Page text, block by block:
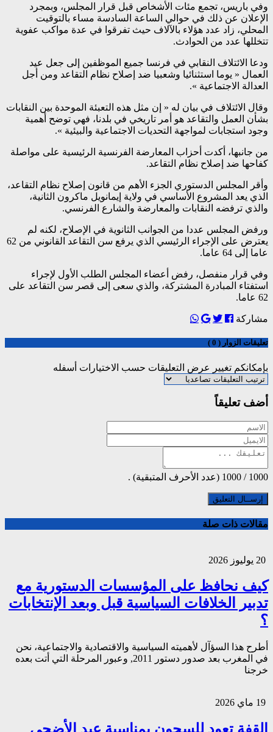
وفي باريس، تجمع مئات الأشخاص قبل قرار المجلس، وبمجرد
الإعلان عن ذلك في حوالي الساعة السادسة مساء بالتوقيت
المحلي، زاد عدد هؤلاء بالآلاف حيث تفرقوا في عدة مواكب عفوية
تتخللها عدد من الحوادث.
ودعا الائتلاف النقابي في فرنسا جميع الموظفين إلى جعل عيد
العمال « يوما استثنائيا وشعبيا ضد إصلاح نظام التقاعد ومن أجل
العدالة الاجتماعية ».
وقال الائتلاف في بيان له « إن مثل هذه التعبئة الموحدة بين النقابات
بشأن العمل والتقاعد هو أمر تاريخي في بلدنا، فهي توضح أهمية
وجود استجابات لمواجهة التحديات الاجتماعية والبيئية ».
من جانبها، أكدت أحزاب المعارضة الفرنسية الرئيسية على مواصلة
كفاحها ضد إصلاح نظام التقاعد.
وأقر المجلس الدستوري الجزء الأهم من قانون إصلاح نظام التقاعد،
الذي يعد المشروع الأساسي في ولاية إيمانويل ماكرون الثانية،
والذي ترفضه النقابات والمعارضة والشارع الفرنسي.
ورفض المجلس عددا من الجوانب الثانوية في الإصلاح، لكنه لم
يعترض على الإجراء الرئيسي الذي يرفع سن التقاعد القانوني من 62
عاما إلى 64 عاما.
وفي قرار منفصل، رفض أعضاء المجلس الطلب الأول لإجراء
استفتاء المبادرة المشتركة، والذي سعى إلى قصر سن التقاعد على
62 عاما.
مشاركة
تعليقات الزوار ( 0 )
بإمكانكم تغيير عرض التعليقات حسب الاختيارات أسفله
أضف تعليقاً
1000
/
1000 (عدد الأحرف المتبقية) .
مقالات ذات صلة
كيف نحافظ على المؤسسات الدستورية مع
تدبير الخلافات السياسية قبل وبعد الإنتخابات
؟
أطرح هذا السؤآل لأهميته السياسية والاقتصادية والاجتماعية، نحن
في المغرب بعد صدور دستور 2011, وعبور المرحلة التي أتت بعده
خرجنا